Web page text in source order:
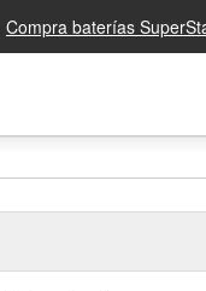
Compra baterías